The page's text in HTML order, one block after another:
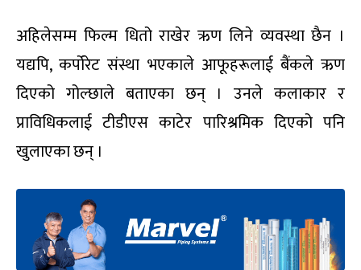
अहिलेसम्म फिल्म धितो राखेर ऋण लिने व्यवस्था छैन ।
यद्यपि, कर्पोरेट संस्था भएकाले आफूहरूलाई बैंकले ऋण
दिएको गोल्छाले बताएका छन् । उनले कलाकार र
प्राविधिकलाई टीडीएस काटेर पारिश्रमिक दिएको पनि
खुलाएका छन् ।